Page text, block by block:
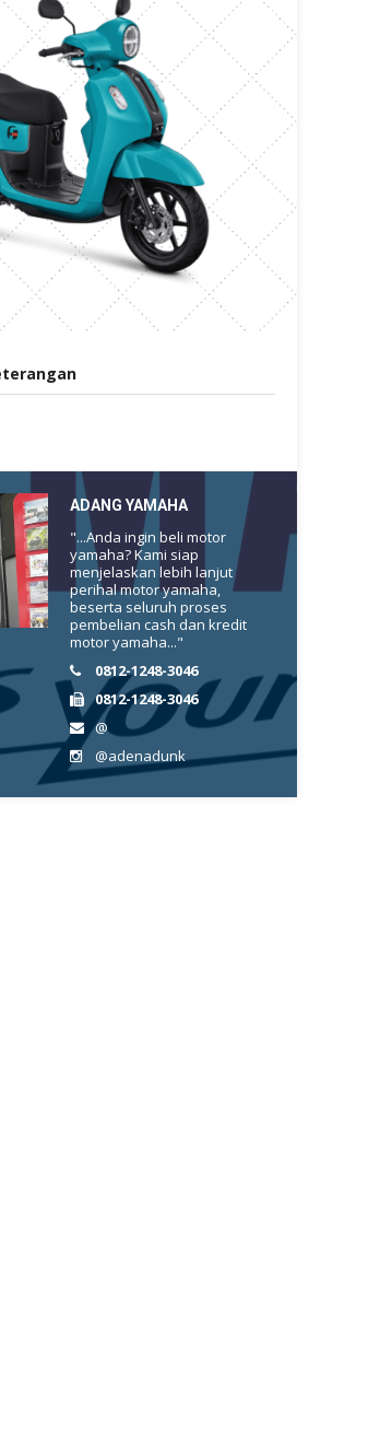
ADANG YAMAHA
"...Anda ingin beli motor
yamaha? Kami siap
menjelaskan lebih lanjut
perihal motor yamaha,
beserta seluruh proses
pembelian cash dan kredit
motor yamaha..."
0812-1248-3046
0812-1248-3046
@
@adenadunk